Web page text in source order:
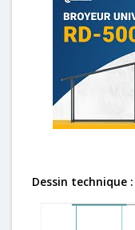
Dessin technique :